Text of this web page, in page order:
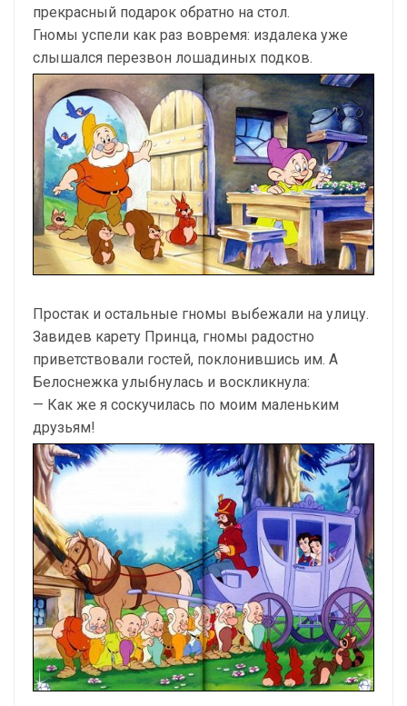
прекрасный подарок обратно на стол.
Гномы успели как раз вовремя: издалека уже
слышался перезвон лошадиных подков.
Простак и остальные гномы выбежали на улицу.
Завидев карету Принца, гномы радостно
приветствовали гостей, поклонившись им. А
Белоснежка улыбнулась и воскликнула:
— Как же я соскучилась по моим маленьким
друзьям!